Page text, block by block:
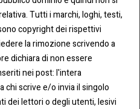
Tutti i marchi, loghi, testi,
copyright dei rispettivi
la rimozione scrivendo a
dichiara di non essere
nei post: l'intera
chi scrive e/o invia il singolo
dei lettori o degli utenti, lesivi
Privacy
Policy